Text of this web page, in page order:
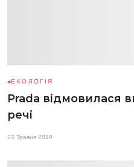
ЕКОЛОГІЯ
Prada відмовилася
речі
23 Травня 2019